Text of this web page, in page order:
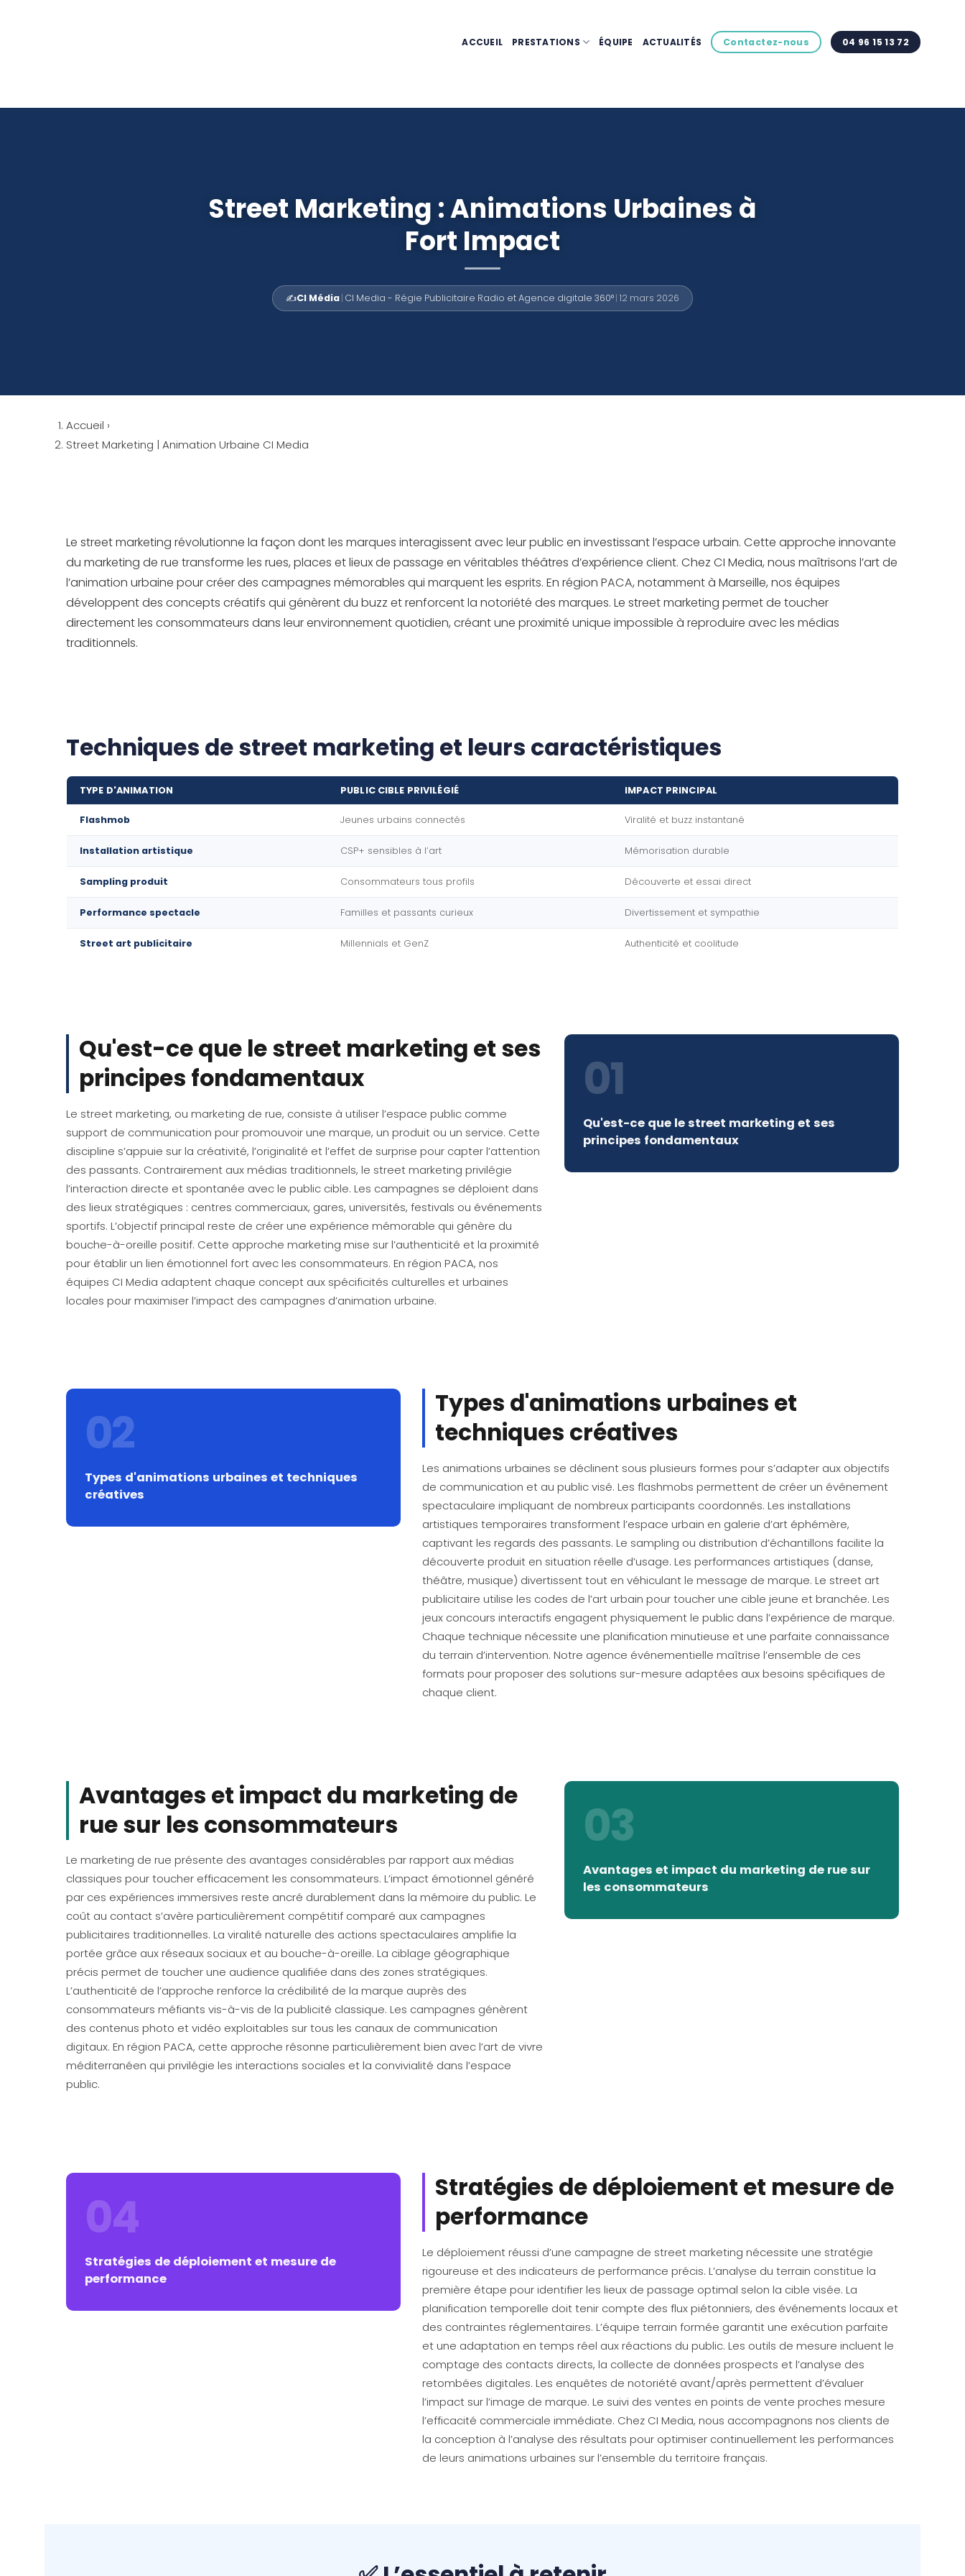
ACCUEIL PRESTATIONS ÉQUIPE ACTUALITÉS Contactez-nous 04 96 15 13 72
Street Marketing : Animations Urbaines à
Fort Impact
✍️CI Média| CI Media - Régie Publicitaire Radio et Agence digitale 360°| 12 mars 2026
Accueil ›
Street Marketing | Animation Urbaine CI Media
Le street marketing révolutionne la façon dont les marques interagissent avec leur public en investissant l’espace urbain. Cette approche innovante
du marketing de rue transforme les rues, places et lieux de passage en véritables théâtres d’expérience client. Chez CI Media, nous maîtrisons l’art de
l’animation urbaine pour créer des campagnes mémorables qui marquent les esprits. En région PACA, notamment à Marseille, nos équipes
développent des concepts créatifs qui génèrent du buzz et renforcent la notoriété des marques. Le street marketing permet de toucher
directement les consommateurs dans leur environnement quotidien, créant une proximité unique impossible à reproduire avec les médias
traditionnels.
Techniques de street marketing et leurs caractéristiques
TYPE D'ANIMATION PUBLIC CIBLE PRIVILÉGIÉ IMPACT PRINCIPAL
Flashmob Jeunes urbains connectés Viralité et buzz instantané
Installation artistique CSP+ sensibles à l’art Mémorisation durable
Sampling produit Consommateurs tous profils Découverte et essai direct
Performance spectacle Familles et passants curieux Divertissement et sympathie
Street art publicitaire Millennials et GenZ Authenticité et coolitude
Qu'est-ce que le street marketing et ses
principes fondamentaux
Le street marketing, ou marketing de rue, consiste à utiliser l’espace public comme
support de communication pour promouvoir une marque, un produit ou un service. Cette
discipline s’appuie sur la créativité, l’originalité et l’effet de surprise pour capter l’attention
des passants. Contrairement aux médias traditionnels, le street marketing privilégie
l’interaction directe et spontanée avec le public cible. Les campagnes se déploient dans
des lieux stratégiques : centres commerciaux, gares, universités, festivals ou événements
sportifs. L’objectif principal reste de créer une expérience mémorable qui génère du
bouche-à-oreille positif. Cette approche marketing mise sur l’authenticité et la proximité
pour établir un lien émotionnel fort avec les consommateurs. En région PACA, nos
équipes CI Media adaptent chaque concept aux spécificités culturelles et urbaines
locales pour maximiser l’impact des campagnes d’animation urbaine.
01
Qu'est-ce que le street marketing et ses
principes fondamentaux
02
Types d'animations urbaines et techniques
créatives
Types d'animations urbaines et
techniques créatives
Les animations urbaines se déclinent sous plusieurs formes pour s’adapter aux objectifs
de communication et au public visé. Les flashmobs permettent de créer un événement
spectaculaire impliquant de nombreux participants coordonnés. Les installations
artistiques temporaires transforment l’espace urbain en galerie d’art éphémère,
captivant les regards des passants. Le sampling ou distribution d’échantillons facilite la
découverte produit en situation réelle d’usage. Les performances artistiques (danse,
théâtre, musique) divertissent tout en véhiculant le message de marque. Le street art
publicitaire utilise les codes de l’art urbain pour toucher une cible jeune et branchée. Les
jeux concours interactifs engagent physiquement le public dans l’expérience de marque.
Chaque technique nécessite une planification minutieuse et une parfaite connaissance
du terrain d’intervention. Notre agence événementielle maîtrise l’ensemble de ces
formats pour proposer des solutions sur-mesure adaptées aux besoins spécifiques de
chaque client.
Avantages et impact du marketing de
rue sur les consommateurs
Le marketing de rue présente des avantages considérables par rapport aux médias
classiques pour toucher efficacement les consommateurs. L’impact émotionnel généré
par ces expériences immersives reste ancré durablement dans la mémoire du public. Le
coût au contact s’avère particulièrement compétitif comparé aux campagnes
publicitaires traditionnelles. La viralité naturelle des actions spectaculaires amplifie la
portée grâce aux réseaux sociaux et au bouche-à-oreille. La ciblage géographique
précis permet de toucher une audience qualifiée dans des zones stratégiques.
L’authenticité de l’approche renforce la crédibilité de la marque auprès des
consommateurs méfiants vis-à-vis de la publicité classique. Les campagnes génèrent
des contenus photo et vidéo exploitables sur tous les canaux de communication
digitaux. En région PACA, cette approche résonne particulièrement bien avec l’art de vivre
méditerranéen qui privilégie les interactions sociales et la convivialité dans l’espace
public.
03
Avantages et impact du marketing de rue sur
les consommateurs
04
Stratégies de déploiement et mesure de
performance
Stratégies de déploiement et mesure de
performance
Le déploiement réussi d’une campagne de street marketing nécessite une stratégie
rigoureuse et des indicateurs de performance précis. L’analyse du terrain constitue la
première étape pour identifier les lieux de passage optimal selon la cible visée. La
planification temporelle doit tenir compte des flux piétonniers, des événements locaux et
des contraintes réglementaires. L’équipe terrain formée garantit une exécution parfaite
et une adaptation en temps réel aux réactions du public. Les outils de mesure incluent le
comptage des contacts directs, la collecte de données prospects et l’analyse des
retombées digitales. Les enquêtes de notoriété avant/après permettent d’évaluer
l’impact sur l’image de marque. Le suivi des ventes en points de vente proches mesure
l’efficacité commerciale immédiate. Chez CI Media, nous accompagnons nos clients de
la conception à l’analyse des résultats pour optimiser continuellement les performances
de leurs animations urbaines sur l’ensemble du territoire français.